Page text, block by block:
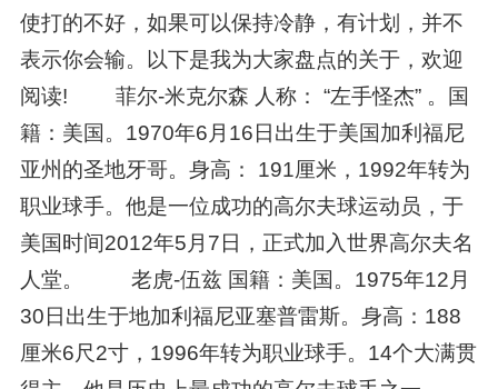
使打的不好，如果可以保持冷静，有计划，并不
表示你会输。以下是我为大家盘点的关于，欢迎
阅读! 菲尔-米克尔森 人称： “左手怪杰” 。国
籍：美国。1970年6月16日出生于美国加利福尼
亚州的圣地牙哥。身高： 191厘米，1992年转为
职业球手。他是一位成功的高尔夫球运动员，于
美国时间2012年5月7日，正式加入世界高尔夫名
人堂。 老虎-伍兹 国籍：美国。1975年12月
30日出生于地加利福尼亚塞普雷斯。身高：188
厘米6尺2寸，1996年转为职业球手。14个大满贯